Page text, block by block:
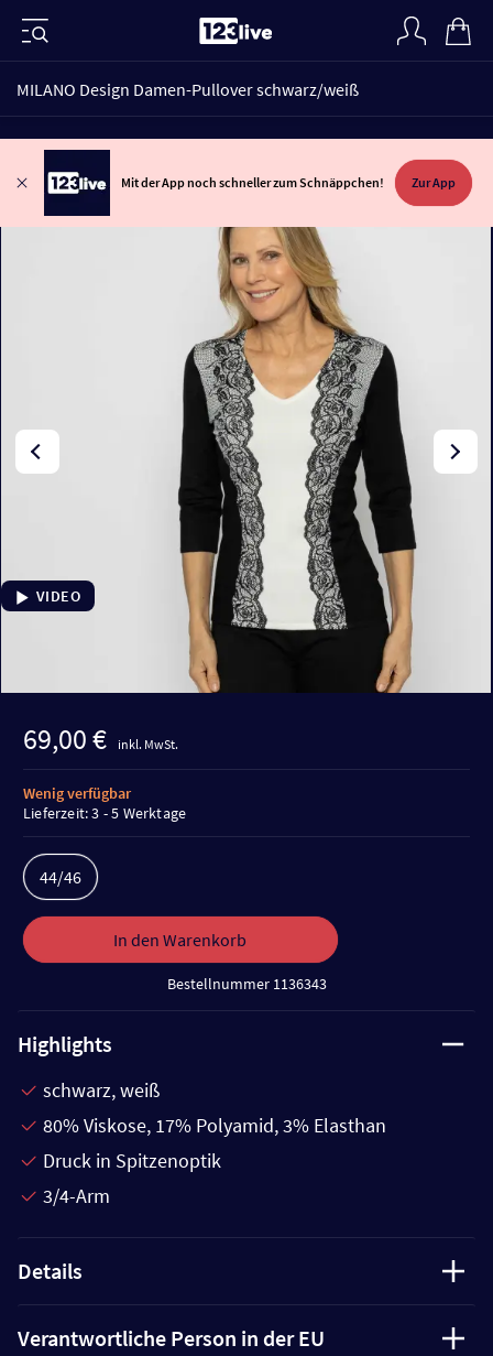
MILANO Design Damen-Pullover schwarz/weiß
Mit der App noch schneller zum Schnäppchen! Zur App
VIDEO
69,00 € inkl. MwSt.
44/46
In den Warenkorb
Bestellnummer 1136343
Wenig verfügbar
Lieferzeit: 3 - 5 Werktage
Highlights
schwarz, weiß
80% Viskose, 17% Polyamid, 3% Elasthan
Druck in Spitzenoptik
3/4-Arm
Details
Verantwortliche Person in der EU